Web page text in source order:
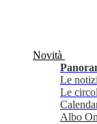
Novità
Le
Le
Albo